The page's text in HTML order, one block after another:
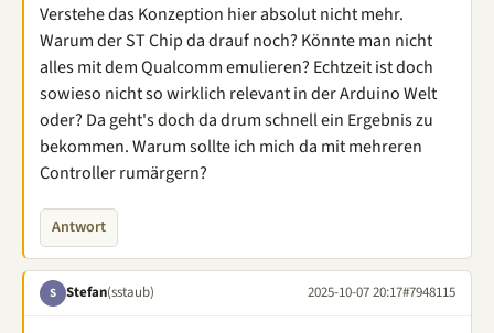
Verstehe das Konzeption hier absolut nicht mehr.
Warum der ST Chip da drauf noch? Könnte man nicht
alles mit dem Qualcomm emulieren? Echtzeit ist doch
sowieso nicht so wirklich relevant in der Arduino Welt
oder? Da geht's doch da drum schnell ein Ergebnis zu
bekommen. Warum sollte ich mich da mit mehreren
Controller rumärgern?
Antwort
S Stefan(sstaub) 2025-10-07 20:17#7948115